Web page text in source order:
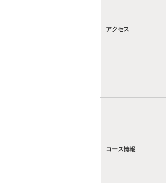
アクセス
コース情報